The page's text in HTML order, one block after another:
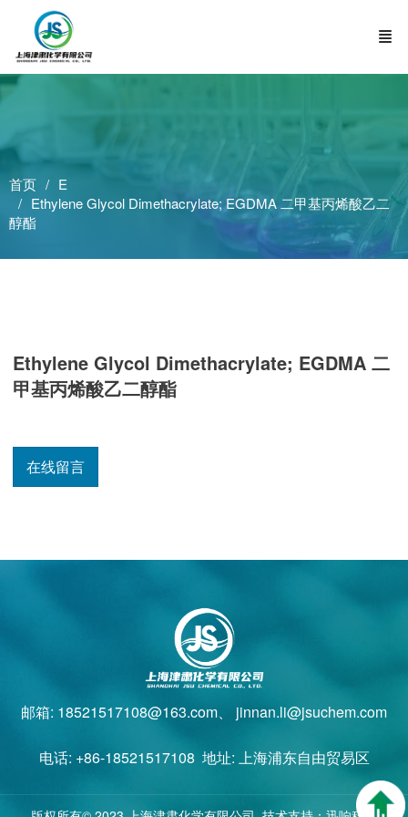
首页
E
Ethylene Glycol Dimethacrylate; EGDMA 二甲基丙烯酸乙二
醇酯
Ethylene Glycol Dimethacrylate; EGDMA 二
甲基丙烯酸乙二醇酯
在线留言
邮箱: 18521517108@163.com、 jinnan.li@jsuchem.com
电话: +86-18521517108 地址: 上海浦东自由贸易区